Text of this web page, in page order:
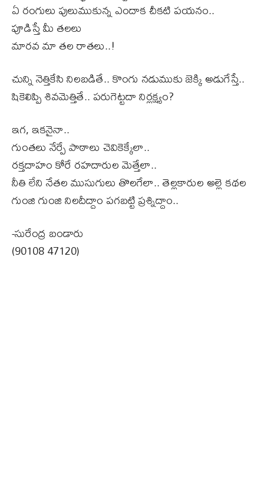
ఏ రంగులు పులుముకున్న ఎందాక చీకటి పయనం..
పూడిస్తే మీ తలలు
మారవ మా తల రాతలు..!
చున్ని నెత్తికేసి నిలబడితే.. కొంగు నడుముకు జెక్కి అడుగేస్తే..
షికెలిప్పి శివమెత్తితే.. పరుగెట్టదా నిర్లక్ష్యం?
ఇగ, ఇకనైనా..
గుంతలు నేర్పే పాఠాలు చెవికెక్కేలా..
రక్తదాహం కోరే రహదారుల మెత్తేలా..
నీతి లేని నేతల ముసుగులు తొలగేలా.. తెల్లకారుల అల్లె కథల
గుంజి గుంజి నిలదీద్దాం పగబట్టి ప్రశ్నిద్దాం..
-సురేంద్ర బండారు
(90108 47120)